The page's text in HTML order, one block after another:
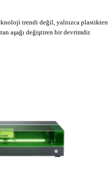
trendi değil,yalnızca plastikten
aşağı değiştiren bir devrimdir.